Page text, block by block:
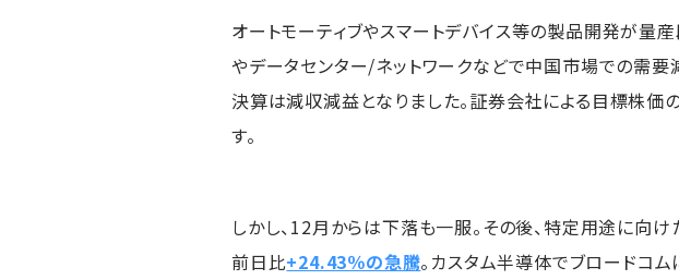
オートモーティブやスマートデバイス等の製品開発が量
やデータセンター/ネットワークなどで中国市場での需
決算は減収減益となりました。証券会社による目標株
す。
しかし、12月からは下落も一服。その後、特定用途に向け
前日比+24.43％の急騰。カスタム半導体でブロードコ